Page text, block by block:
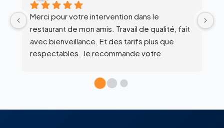
Équipe super clean !